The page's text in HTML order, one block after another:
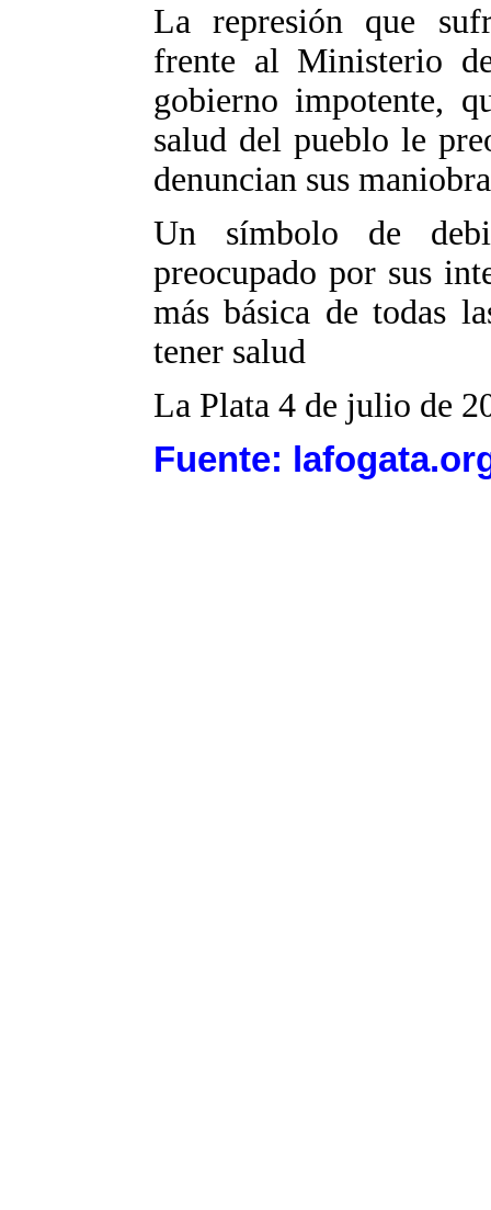
La represión que
frente al Ministerio
gobierno impotente,
salud del pueblo le
denuncian sus
Un símbolo de
preocupado por sus
más básica de todas
tener salud
La Plata 4 de julio de
Fuente: